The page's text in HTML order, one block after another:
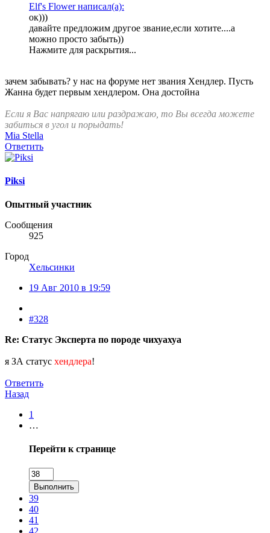
Elf's Flower написал(а):
ок)))
давайте предложим другое звание,если хотите....а
можно просто забыть))
Нажмите для раскрытия...
зачем забывать? у нас на форуме нет звания Хендлер. Пусть
Жанна будет первым хендлером. Она достойна
Если я Вас напрягаю или раздражаю, то Вы всегда можете
забиться в угол и порыдать!
Mia Stella
Ответить
Piksi
Опытный участник
Сообщения
925
Город
Хельсинки
19 Авг 2010 в 19:59
#328
Re: Статус Эксперта по породе чихуахуа
я ЗА статус хендлера!
Ответить
Назад
1
…
Перейти к странице
Выполнить
39
40
41
42